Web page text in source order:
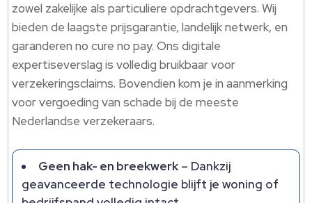
zowel zakelijke als particuliere opdrachtgevers.​ Wij
bieden de laagste prijsgarantie, landelijk netwerk, en
garanderen no cure no pay.​ Ons digitale
expertiseverslag is volledig bruikbaar voor
verzekeringsclaims.​ Bovendien kom je in aanmerking
voor vergoeding van schade bij de meeste
Nederlandse verzekeraars.​
Geen hak- en breekwerk– Dankzij
geavanceerde technologie blijft je woning of